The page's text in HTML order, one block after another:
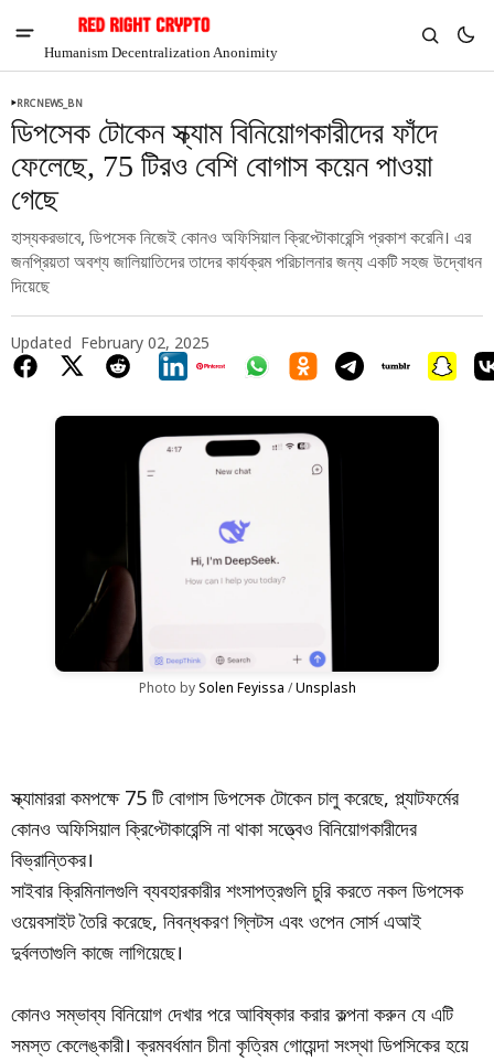
Humanism Decentralization Anonimity
$1.36
4.12%
RRCNEWS_BN
ডিপসেক টোকেন স্ক্যাম বিনিয়োগকারীদের ফাঁদে
ফেলেছে, 75 টিরও বেশি বোগাস কয়েন পাওয়া
গেছে
হাস্যকরভাবে, ডিপসেক নিজেই কোনও অফিসিয়াল ক্রিপ্টোকারেন্সি প্রকাশ করেনি। এর
জনপ্রিয়তা অবশ্য জালিয়াতিদের তাদের কার্যক্রম পরিচালনার জন্য একটি সহজ উদ্বোধন
দিয়েছে
Updated February 02, 2025
Photo by Solen Feyissa / Unsplash
স্ক্যামাররা কমপক্ষে 75 টি বোগাস ডিপসেক টোকেন চালু করেছে, প্ল্যাটফর্মের
কোনও অফিসিয়াল ক্রিপ্টোকারেন্সি না থাকা সত্ত্বেও বিনিয়োগকারীদের
বিভ্রান্তিকর।
সাইবার ক্রিমিনালগুলি ব্যবহারকারীর শংসাপত্রগুলি চুরি করতে নকল ডিপসেক
ওয়েবসাইট তৈরি করেছে, নিবন্ধকরণ গ্লিটস এবং ওপেন সোর্স এআই
দুর্বলতাগুলি কাজে লাগিয়েছে।
কোনও সম্ভাব্য বিনিয়োগ দেখার পরে আবিষ্কার করার কল্পনা করুন যে এটি
সমস্ত কেলেঙ্কারী। ক্রমবর্ধমান চীনা কৃত্রিম গোয়েন্দা সংস্থা ডিপসিকের হয়ে